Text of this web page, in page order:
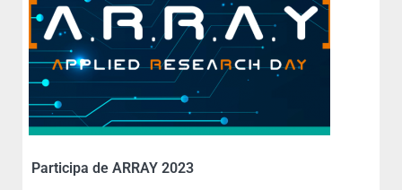
Participa de ARRAY 2023